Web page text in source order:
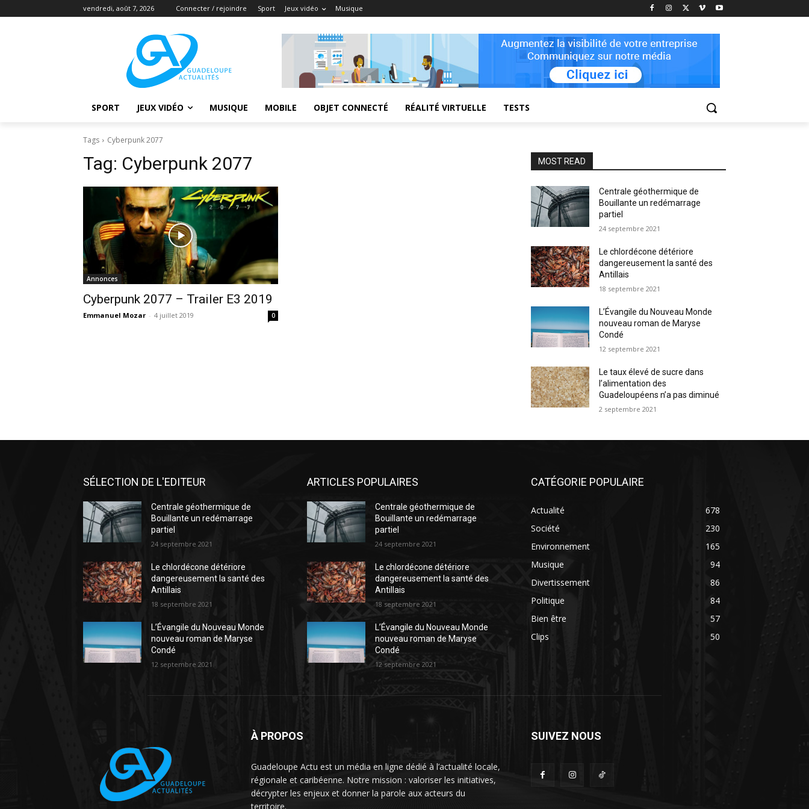
vendredi, août 7, 2026 Connecter / rejoindre Sport Jeux vidéo Musique
SPORT JEUX VIDÉO MUSIQUE MOBILE OBJET CONNECTÉ RÉALITÉ VIRTUELLE TESTS
Tags Cyberpunk 2077
Tag: Cyberpunk 2077
Annonces
Cyberpunk 2077 – Trailer E3 2019
Emmanuel Mozar - 4 juillet 2019 0
MOST READ
Centrale géothermique de
Bouillante un redémarrage
partiel
24 septembre 2021
Le chlordécone détériore
dangereusement la santé des
Antillais
18 septembre 2021
L’Évangile du Nouveau Monde
nouveau roman de Maryse
Condé
12 septembre 2021
Le taux élevé de sucre dans
l’alimentation des
Guadeloupéens n’a pas diminué
2 septembre 2021
SÉLECTION DE L'EDITEUR
Centrale géothermique de
Bouillante un redémarrage
partiel
24 septembre 2021
Le chlordécone détériore
dangereusement la santé des
Antillais
18 septembre 2021
L’Évangile du Nouveau Monde
nouveau roman de Maryse
Condé
12 septembre 2021
ARTICLES POPULAIRES
Centrale géothermique de
Bouillante un redémarrage
partiel
24 septembre 2021
Le chlordécone détériore
dangereusement la santé des
Antillais
18 septembre 2021
L’Évangile du Nouveau Monde
nouveau roman de Maryse
Condé
12 septembre 2021
CATÉGORIE POPULAIRE
Actualité
678
Société
230
Environnement
165
Musique
94
Divertissement
86
Politique
84
Bien être
57
Clips
50
À PROPOS
Guadeloupe Actu est un média en ligne dédié à l’actualité locale,
régionale et caribéenne. Notre mission : valoriser les initiatives,
décrypter les enjeux et donner la parole aux acteurs du
territoire.
SUIVEZ NOUS